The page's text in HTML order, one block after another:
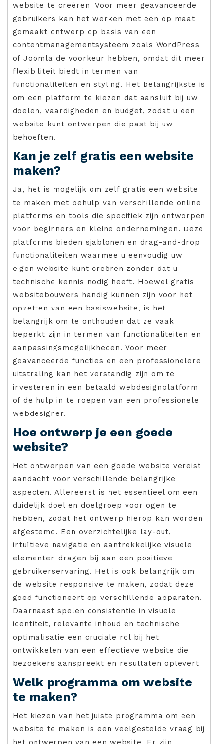
website te creëren. Voor meer geavanceerde
gebruikers kan het werken met een op maat
gemaakt ontwerp op basis van een
contentmanagementsysteem zoals WordPress
of Joomla de voorkeur hebben, omdat dit meer
flexibiliteit biedt in termen van
functionaliteiten en styling. Het belangrijkste is
om een platform te kiezen dat aansluit bij uw
doelen, vaardigheden en budget, zodat u een
website kunt ontwerpen die past bij uw
behoeften.
Kan je zelf gratis een website
maken?
Ja, het is mogelijk om zelf gratis een website
te maken met behulp van verschillende online
platforms en tools die specifiek zijn ontworpen
voor beginners en kleine ondernemingen. Deze
platforms bieden sjablonen en drag-and-drop
functionaliteiten waarmee u eenvoudig uw
eigen website kunt creëren zonder dat u
technische kennis nodig heeft. Hoewel gratis
websitebouwers handig kunnen zijn voor het
opzetten van een basiswebsite, is het
belangrijk om te onthouden dat ze vaak
beperkt zijn in termen van functionaliteiten en
aanpassingsmogelijkheden. Voor meer
geavanceerde functies en een professionelere
uitstraling kan het verstandig zijn om te
investeren in een betaald webdesignplatform
of de hulp in te roepen van een professionele
webdesigner.
Hoe ontwerp je een goede
website?
Het ontwerpen van een goede website vereist
aandacht voor verschillende belangrijke
aspecten. Allereerst is het essentieel om een
duidelijk doel en doelgroep voor ogen te
hebben, zodat het ontwerp hierop kan worden
afgestemd. Een overzichtelijke lay-out,
intuïtieve navigatie en aantrekkelijke visuele
elementen dragen bij aan een positieve
gebruikerservaring. Het is ook belangrijk om
de website responsive te maken, zodat deze
goed functioneert op verschillende apparaten.
Daarnaast spelen consistentie in visuele
identiteit, relevante inhoud en technische
optimalisatie een cruciale rol bij het
ontwikkelen van een effectieve website die
bezoekers aanspreekt en resultaten oplevert.
Welk programma om website
te maken?
Het kiezen van het juiste programma om een
website te maken is een veelgestelde vraag bij
het ontwerpen van een website. Er zijn